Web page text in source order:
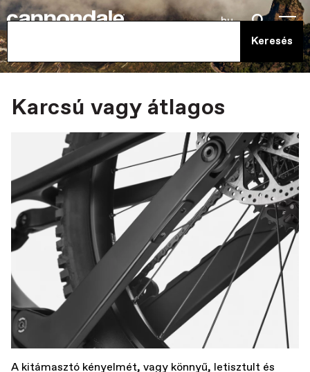
hu
Karcsú vagy átlagos
A kitámasztó kényelmét, vagy könnyű, letisztult és